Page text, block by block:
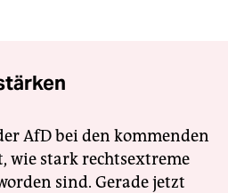
AfD bei den kommenden
wie stark rechtsextreme
sind. Gerade jetzt